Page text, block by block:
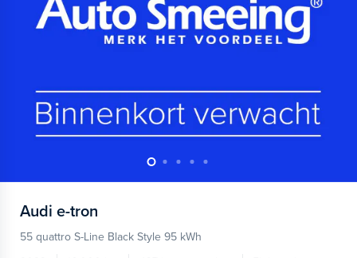
Audi e-tron
55 quattro S-Line Black Style 95 kWh